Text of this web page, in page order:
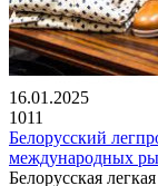
16.01.2025
1011
Белорусский
международных
Белорусская